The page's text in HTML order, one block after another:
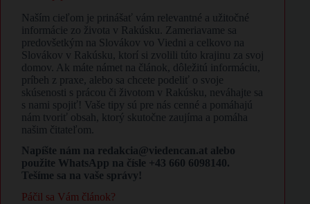
Naším cieľom je prinášať vám relevantné a užitočné
informácie zo života v Rakúsku. Zameriavame sa
predovšetkým na Slovákov vo Viedni a celkovo na
Slovákov v Rakúsku, ktorí si zvolili túto krajinu za svoj
domov. Ak máte námet na článok, dôležitú informáciu,
príbeh z praxe, alebo sa chcete podeliť o svoje
skúsenosti s prácou či životom v Rakúsku, neváhajte sa
s nami spojiť! Vaše tipy sú pre nás cenné a pomáhajú
nám tvoriť obsah, ktorý skutočne zaujíma a pomáha
našim čitateľom.
Napíšte nám na redakcia@viedencan.at alebo
použite WhatsApp na čísle +43 660 6098140.
Tešíme sa na vaše správy!
Páčil sa Vám článok?